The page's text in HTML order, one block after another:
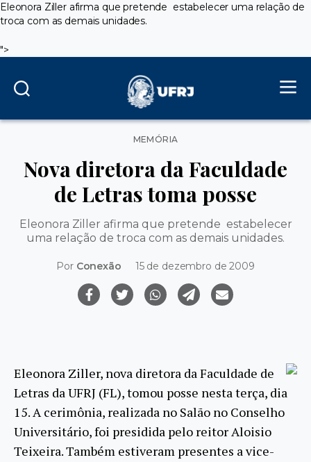
Eleonora Ziller afirma que pretende estabelecer uma relação de
troca com as demais unidades.
">
Categorias
MEMÓRIA
Nova diretora da Faculdade
de Letras toma posse
Eleonora Ziller afirma que pretende estabelecer
uma relação de troca com as demais unidades.
Por Conexão 15 de dezembro de 2009
Eleonora Ziller, nova diretora da Faculdade de
Letras da UFRJ (FL), tomou posse nesta terça, dia
15. A cerimônia, realizada no Salão no Conselho
Universitário, foi presidida pelo reitor Aloisio
Teixeira. Também estiveram presentes a vice-